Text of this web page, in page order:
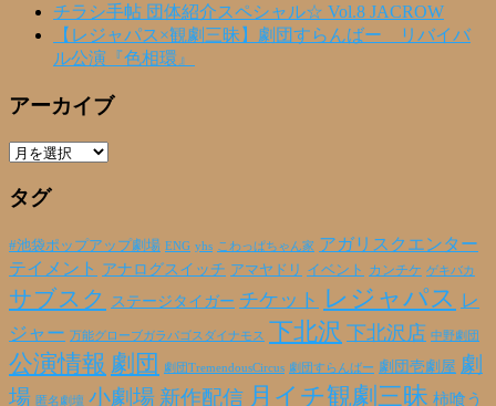
チラシ手帖 団体紹介スペシャル☆ Vol.8 JACROW
【レジャパス×観劇三昧】劇団すらんばー リバイバ
ル公演『色相環』
アーカイブ
ア
カ
ブ
タグ
#池袋ポップアップ劇場 ENG yhs こわっぱちゃん家 アガリスクエンター
テイメント アナログスイッチ アマヤドリ イベント カンチケ ゲキバカ
サブスク ステージタイガー チケット レジャパス レ
ジャー 万能グローブガラパゴスダイナモス 下北沢 下北沢店 中野劇団
公演情報 劇団 劇団TremendousCircus 劇団すらんばー 劇団壱劇屋 劇
場 匿名劇壇 小劇場 新作配信 月イチ観劇三昧 柿喰う